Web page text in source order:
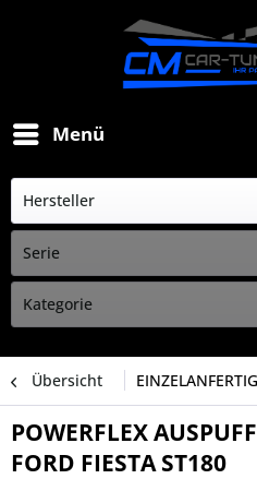
Menü
Übersicht
POWERFLEX
FORD FIESTA ST180